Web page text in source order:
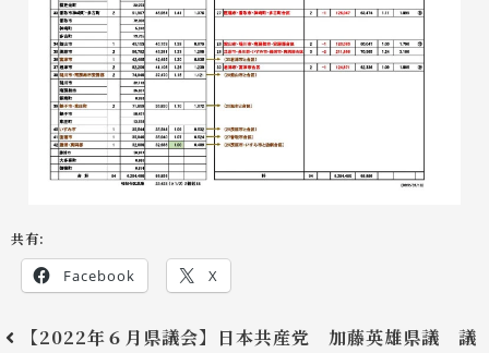
共有:
Facebook X
【2022年６月県議会】日本共産党 加藤英雄県議 議